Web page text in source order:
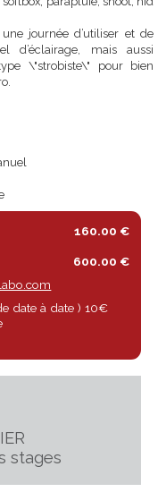
de sources de
softbox, parapluie,
une journée d’utiliser
d’éclairage, mais
type \"strobiste\" pour
pro.
manuel
de date à date ) 10€